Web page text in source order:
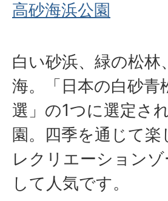
高砂海浜公園
白い砂浜、緑の松林
海。「日本の白砂青
選」の1つに選定さ
園。四季を通じて楽
レクリエーションゾ
して人気です。